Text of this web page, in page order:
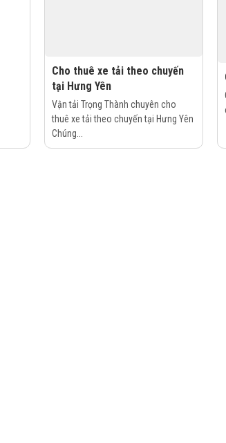
Cho thuê xe tải theo chuyến
tại Hưng Yên
Vận tải Trọng Thành chuyên cho
thuê xe tải theo chuyến tại Hưng Yên
Chúng...